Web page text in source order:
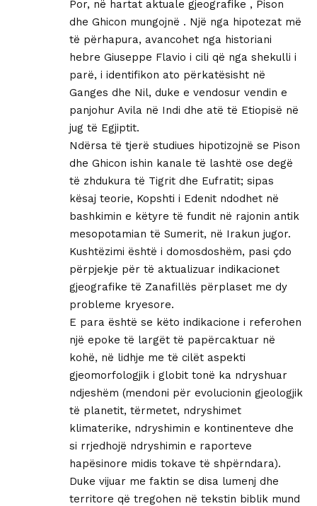
Por, në hartat aktuale gjeografike , Pison
dhe Ghicon mungojnë . Një nga hipotezat më
të përhapura, avancohet nga historiani
hebre Giuseppe Flavio i cili që nga shekulli i
parë, i identifikon ato përkatësisht në
Ganges dhe Nil, duke e vendosur vendin e
panjohur Avila në Indi dhe atë të Etiopisë në
jug të Egjiptit.
Ndërsa të tjerë studiues hipotizojnë se Pison
dhe Ghicon ishin kanale të lashtë ose degë
të zhdukura të Tigrit dhe Eufratit; sipas
kësaj teorie, Kopshti i Edenit ndodhet në
bashkimin e këtyre të fundit në rajonin antik
mesopotamian të Sumerit, në Irakun jugor.
Kushtëzimi është i domosdoshëm, pasi çdo
përpjekje për të aktualizuar indikacionet
gjeografike të Zanafillës përplaset me dy
probleme kryesore.
E para është se këto indikacione i referohen
një epoke të largët të papërcaktuar në
kohë, në lidhje me të cilët aspekti
gjeomorfologjik i globit tonë ka ndryshuar
ndjeshëm (mendoni për evolucionin gjeologjik
të planetit, tërmetet, ndryshimet
klimaterike, ndryshimin e kontinenteve dhe
si rrjedhojë ndryshimin e raporteve
hapësinore midis tokave të shpërndara).
Duke vijuar me faktin se disa lumenj dhe
territore që tregohen në tekstin biblik mund